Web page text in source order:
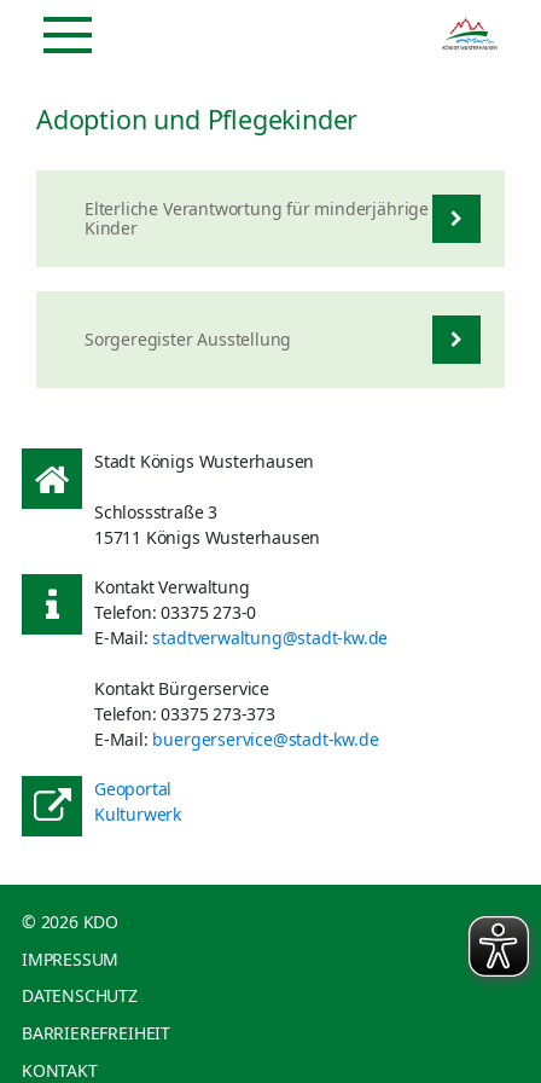
Adoption und Pflegekinder
Elterliche Verantwortung für minderjährige
Kinder
Sorgeregister Ausstellung
Stadt Königs Wusterhausen
Schlossstraße 3
15711 Königs Wusterhausen
Kontakt Verwaltung
Telefon: 03375 273-0
E-Mail:stadtverwaltung@stadt-kw.de
Kontakt Bürgerservice
Telefon: 03375 273-373
E-Mail: buergerservice@stadt-kw.de
Geoportal
Kulturwerk
© 2026 KDO
IMPRESSUM
DATENSCHUTZ
BARRIEREFREIHEIT
KONTAKT